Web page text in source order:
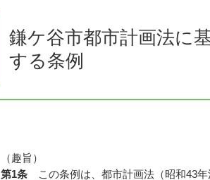
鎌ケ谷市都市計画法に
する条例
（趣旨）
第1条
この条例は、都市計画法（昭和43